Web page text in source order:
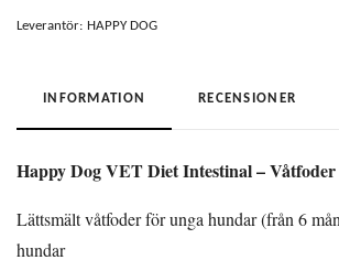
Leverantör: HAPPY DOG
INFORMATION RECENSIONER
Happy Dog VET Diet Intestinal – Våtfoder
Lättsmält våtfoder för unga hundar (från 6
hundar